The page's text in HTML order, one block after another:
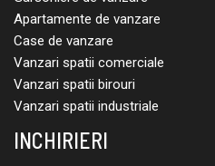
Apartamente de vanzare
Case de vanzare
Vanzari spatii comerciale
Vanzari spatii birouri
Vanzari spatii industriale
INCHIRIERI